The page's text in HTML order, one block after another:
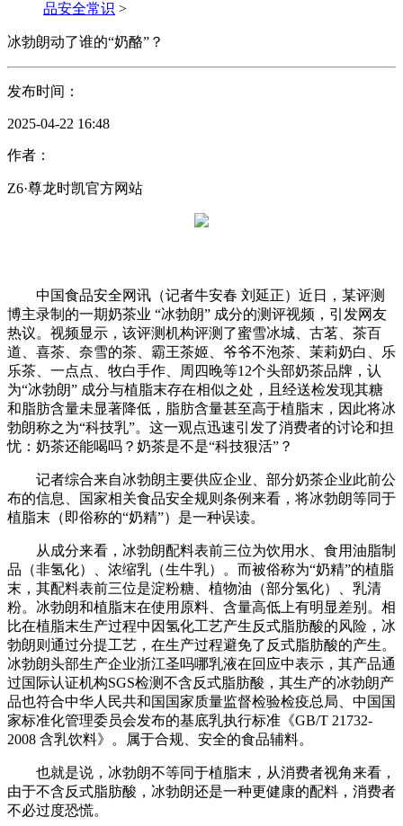
品安全常识 >
冰勃朗动了谁的“奶酪”？
发布时间：
2025-04-22 16:48
作者：
Z6·尊龙时凯官方网站
中国食品安全网讯（记者牛安春 刘延正）近日，某评测
博主录制的一期奶茶业 “冰勃朗” 成分的测评视频，引发网友
热议。视频显示，该评测机构评测了蜜雪冰城、古茗、茶百
道、喜茶、奈雪的茶、霸王茶姬、爷爷不泡茶、茉莉奶白、乐
乐茶、一点点、牧白手作、周四晚等12个头部奶茶品牌，认
为“冰勃朗” 成分与植脂末存在相似之处，且经送检发现其糖
和脂肪含量未显著降低，脂肪含量甚至高于植脂末，因此将冰
勃朗称之为“科技乳”。这一观点迅速引发了消费者的讨论和担
忧：奶茶还能喝吗？奶茶是不是“科技狠活”？
记者综合来自冰勃朗主要供应企业、部分奶茶企业此前公
布的信息、国家相关食品安全规则条例来看，将冰勃朗等同于
植脂末（即俗称的“奶精”）是一种误读。
从成分来看，冰勃朗配料表前三位为饮用水、食用油脂制
品（非氢化）、浓缩乳（生牛乳）。而被俗称为“奶精”的植脂
末，其配料表前三位是淀粉糖、植物油（部分氢化）、乳清
粉。冰勃朗和植脂末在使用原料、含量高低上有明显差别。相
比在植脂末生产过程中因氢化工艺产生反式脂肪酸的风险，冰
勃朗则通过分提工艺，在生产过程避免了反式脂肪酸的产生。
冰勃朗头部生产企业浙江圣吗哪乳液在回应中表示，其产品通
过国际认证机构SGS检测不含反式脂肪酸，其生产的冰勃朗产
品也符合中华人民共和国国家质量监督检验检疫总局、中国国
家标准化管理委员会发布的基底乳执行标准《GB/T 21732-
2008 含乳饮料》。属于合规、安全的食品辅料。
也就是说，冰勃朗不等同于植脂末，从消费者视角来看，
由于不含反式脂肪酸，冰勃朗还是一种更健康的配料，消费者
不必过度恐慌。